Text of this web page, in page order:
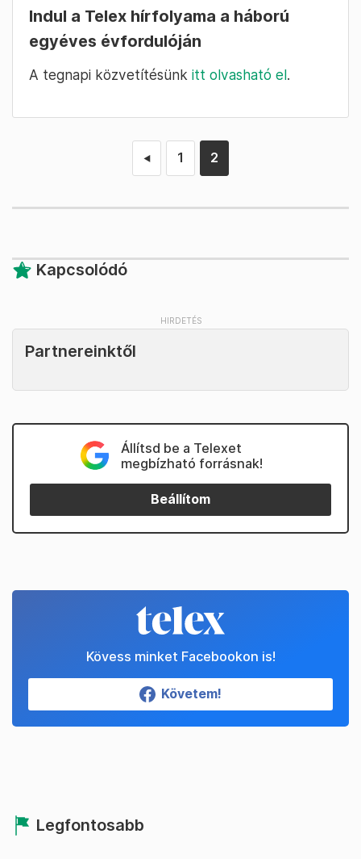
Indul a Telex hírfolyama a háború
egyéves évfordulóján
A tegnapi közvetítésünk itt olvasható el.
◄ 1 2
Kapcsolódó
Partnereinktől
Állítsd be a Telexet
megbízható forrásnak!
Beállítom
Kövess minket Facebookon is!
Követem!
Legfontosabb